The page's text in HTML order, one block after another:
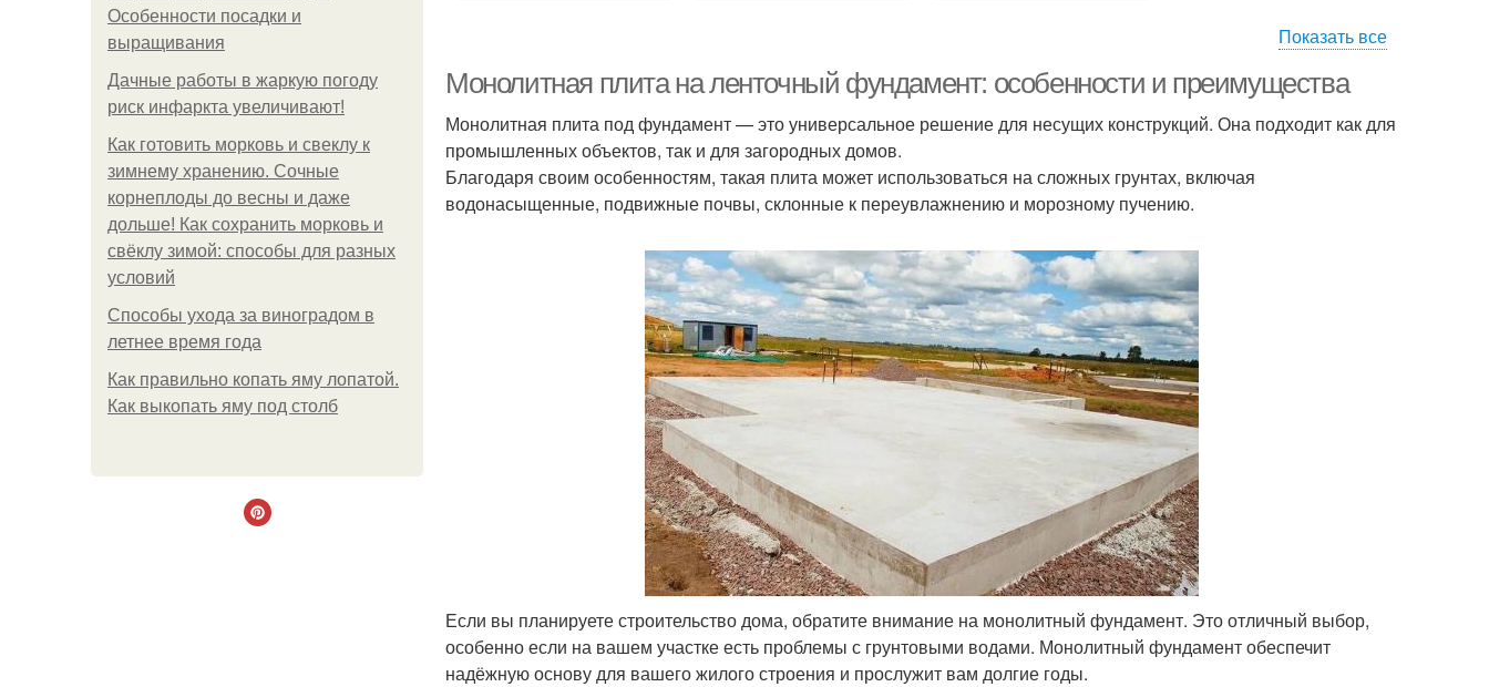
Особенности посадки и
выращивания
Дачные работы в жаркую погоду
риск инфаркта увеличивают!
Как готовить морковь и свеклу к
зимнему хранению. Сочные
корнеплоды до весны и даже
дольше! Как сохранить морковь и
свёклу зимой: способы для разных
условий
Способы ухода за виноградом в
летнее время года
Как правильно копать яму лопатой.
Как выкопать яму под столб
Показать все
Монолитная плита на ленточный фундамент: особенности и преимущества
Монолитная плита под фундамент — это универсальное решение для несущих конструкций. Она подходит как для
промышленных объектов, так и для загородных домов.
Благодаря своим особенностям, такая плита может использоваться на сложных грунтах, включая
водонасыщенные, подвижные почвы, склонные к переувлажнению и морозному пучению.
Если вы планируете строительство дома, обратите внимание на монолитный фундамент. Это отличный выбор,
особенно если на вашем участке есть проблемы с грунтовыми водами. Монолитный фундамент обеспечит
надёжную основу для вашего жилого строения и прослужит вам долгие годы.